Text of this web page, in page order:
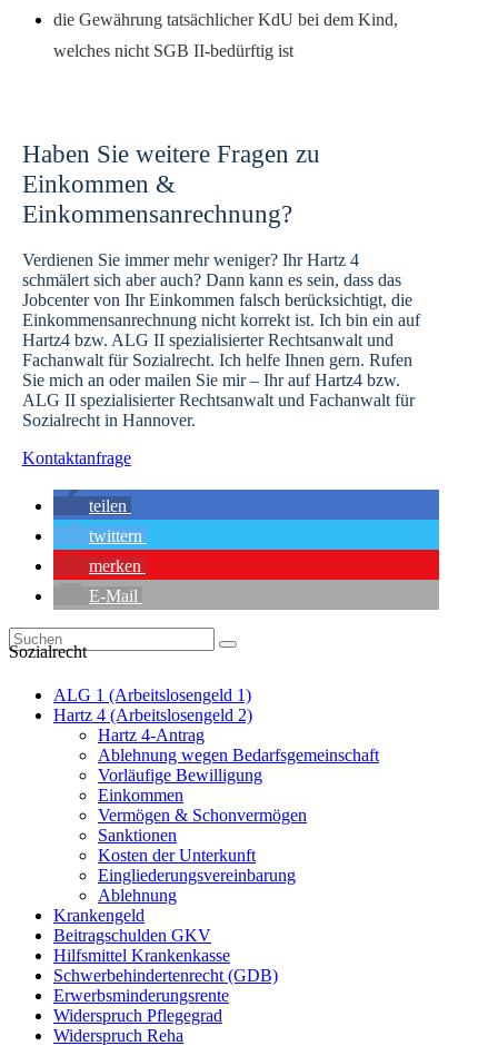
die Gewährung tatsächlicher KdU bei dem Kind,
welches nicht SGB II-bedürftig ist
Haben Sie weitere Fragen zu
Einkommen &
Einkommensanrechnung?
Verdienen Sie immer mehr weniger? Ihr Hartz 4
schmälert sich aber auch? Dann kann es sein, dass das
Jobcenter von Ihr Einkommen falsch berücksichtigt, die
Einkommensanrechnung nicht korrekt ist. Ich bin ein auf
Hartz4 bzw. ALG II spezialisierter Rechtsanwalt und
Fachanwalt für Sozialrecht. Ich helfe Ihnen gern. Rufen
Sie mich an oder mailen Sie mir – Ihr auf Hartz4 bzw.
ALG II spezialisierter Rechtsanwalt und Fachanwalt für
Sozialrecht in Hannover.
Kontaktanfrage
teilen
twittern
merken
E-Mail
Sozialrecht
ALG 1 (Arbeitslosengeld 1)
Hartz 4 (Arbeitslosengeld 2)
Hartz 4-Antrag
Ablehnung wegen Bedarfsgemeinschaft
Vorläufige Bewilligung
Einkommen
Vermögen & Schonvermögen
Sanktionen
Kosten der Unterkunft
Eingliederungsvereinbarung
Ablehnung
Krankengeld
Beitragschulden GKV
Hilfsmittel Krankenkasse
Schwerbehindertenrecht (GDB)
Erwerbsminderungsrente
Widerspruch Pflegegrad
Widerspruch Reha